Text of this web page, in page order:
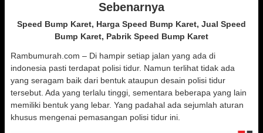
Sebenarnya
Speed Bump Karet, Harga Speed Bump Karet, Jual Speed
Bump Karet, Pabrik Speed Bump Karet
Rambumurah.com – Di hampir setiap jalan yang ada di
indonesia pasti terdapat polisi tidur. Namun terlihat tidak ada
yang seragam baik dari bentuk ataupun desain polisi tidur
tersebut. Ada yang terlalu tinggi, sementara beberapa yang lain
memiliki bentuk yang lebar. Yang padahal ada sejumlah aturan
khusus mengenai pemasangan polisi tidur ini.